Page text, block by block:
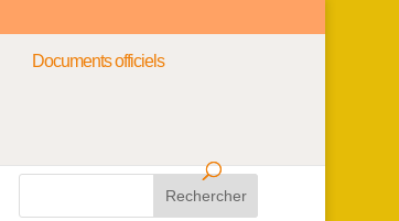
Documents officiels
Rechercher